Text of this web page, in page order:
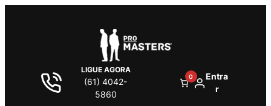
LIGUE AGORA
(61) 4042-
5860
0
Entra
r